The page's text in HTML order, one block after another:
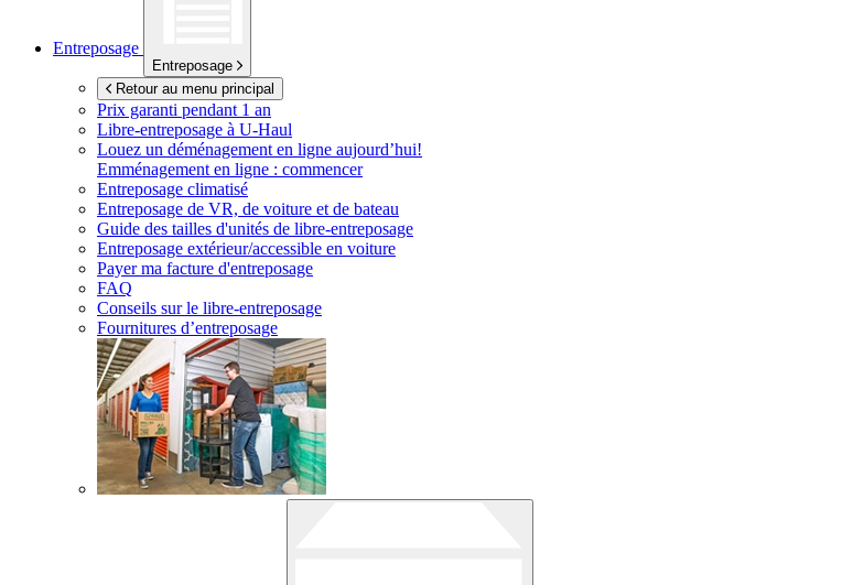
Entreposage
Entreposage
Retour au menu principal
Prix garanti pendant 1 an
Libre-entreposage à U-Haul
Louez un déménagement en ligne aujourd’hui!
Emménagement en ligne : commencer
Entreposage climatisé
Entreposage de VR, de voiture et de bateau
Guide des tailles d'unités de libre-entreposage
Entreposage extérieur/accessible en voiture
Payer ma facture d'entreposage
FAQ
Conseils sur le libre-entreposage
Fournitures d’entreposage